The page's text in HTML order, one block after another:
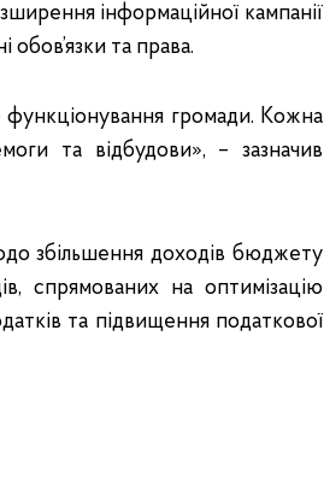
інформаційної кампанії
обов’язки та права.
функціонування громади. Кожна
та відбудови», – зазначив
збільшення доходів бюджету
спрямованих на оптимізацію
та підвищення податкової